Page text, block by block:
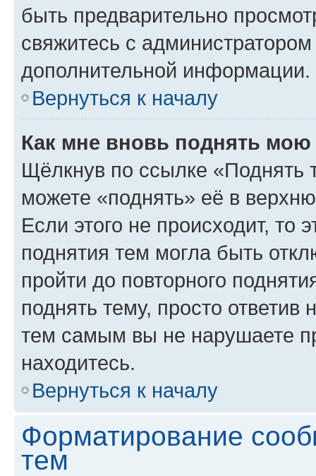
быть предварительно
свяжитесь с
дополнительной информации.
Вернуться к началу
Как мне вновь поднять мою
Щёлкнув по ссылке «Поднять
можете «поднять» её в
Если этого не происходит, то
поднятия тем могла быть
пройти до повторного
поднять тему, просто ответив
тем самым вы не нарушаете
находитесь.
Вернуться к началу
Форматирование
тем